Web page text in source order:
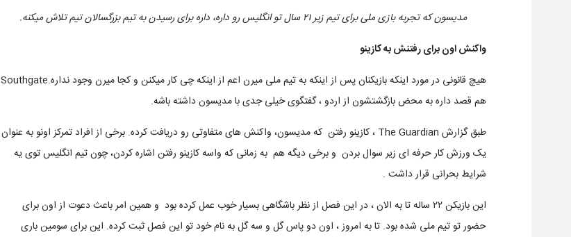
مدیسون که تجربه بازی ملی برای تیم زیر ۲۱ سال تو انگلیس رو داره، داره برای رسیدن به تیم بزرگسالان تیم تلاش میکنه.
واکنش اون برای رفتنش به کازینو
هیچ قانونی در مورد اینکه بازیکنان پس از اینکه به تیم ملی میرن اعم از اینکه چی کار میکنن و کجا میرن وجود نداره.Southgate
هم قصد داره به محض بازگشتشون از اردو ، گفتگوی خیلی جدی با مدیسون داشته باشه.
طبق گزارش The Guardian ، کازینو رفتن که مدیسون، واکنش های متفاوتی رو دریافت کرده. برخی از افراد تمرکز اونو به عنوان
یک ورزش کار حرفه ای زیر سوال بردن و برخی دیگه هم به زمانی که واسه کازینو رفتن اشاره کردن، چون تیم انگلیس توی یه
شرایط بحرانی قرار داشت .
این بازیکن ۲۲ ساله تا به الان ، در این فصل از نظر باشگاهی بسیار خوب عمل کرده بود و همین امر باعث دعوت از اون برای
حضور تو تیم ملی شده بود. تا به امروز ، اون دو پاس گل و سه گل به نام خود تو این فصل ثبت کرده. این برای سومین باری